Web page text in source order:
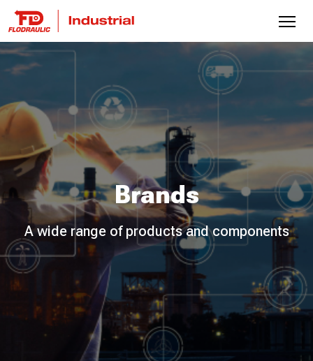
Brands
A wide range of products and components